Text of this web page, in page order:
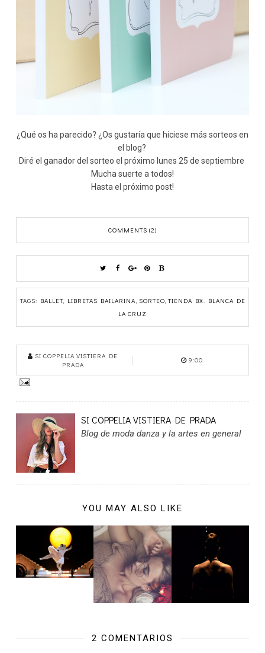
¿Qué os ha parecido? ¿Os gustaría que hiciese más sorteos en
el blog?
Diré el ganador del sorteo el próximo lunes 25 de septiembre
Mucha suerte a todos!
Hasta el próximo post!
COMMENTS (2)
TAGS: BALLET, LIBRETAS BAILARINA, SORTEO,TIENDA BX. BLANCA DE
LA CRUZ
SI COPPELIA VISTIERA DE
PRADA
9:00
SI COPPELIA VISTIERA DE PRADA
Blog de moda danza y la artes en general
YOU MAY ALSO LIKE
2 COMENTARIOS